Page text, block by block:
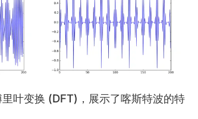
叶变换 (DFT)，展示了喀斯特波的特